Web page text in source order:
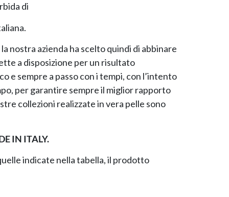
di
la nostra azienda ha scelto quindi di abbinare
a disposizione per un risultato
e sempre a passo con i tempi, con l’intento
per garantire sempre il miglior rapporto
collezioni realizzate in vera pelle sono
IN ITALY.
indicate nella tabella, il prodotto